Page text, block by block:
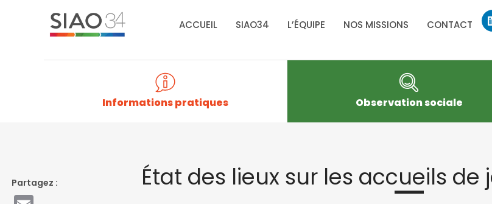
ACCUEIL SIAO34 L’ÉQUIPE NOS MISSIONS CONTACT
Informations pratiques Observation sociale
État des lieux sur les accueils de